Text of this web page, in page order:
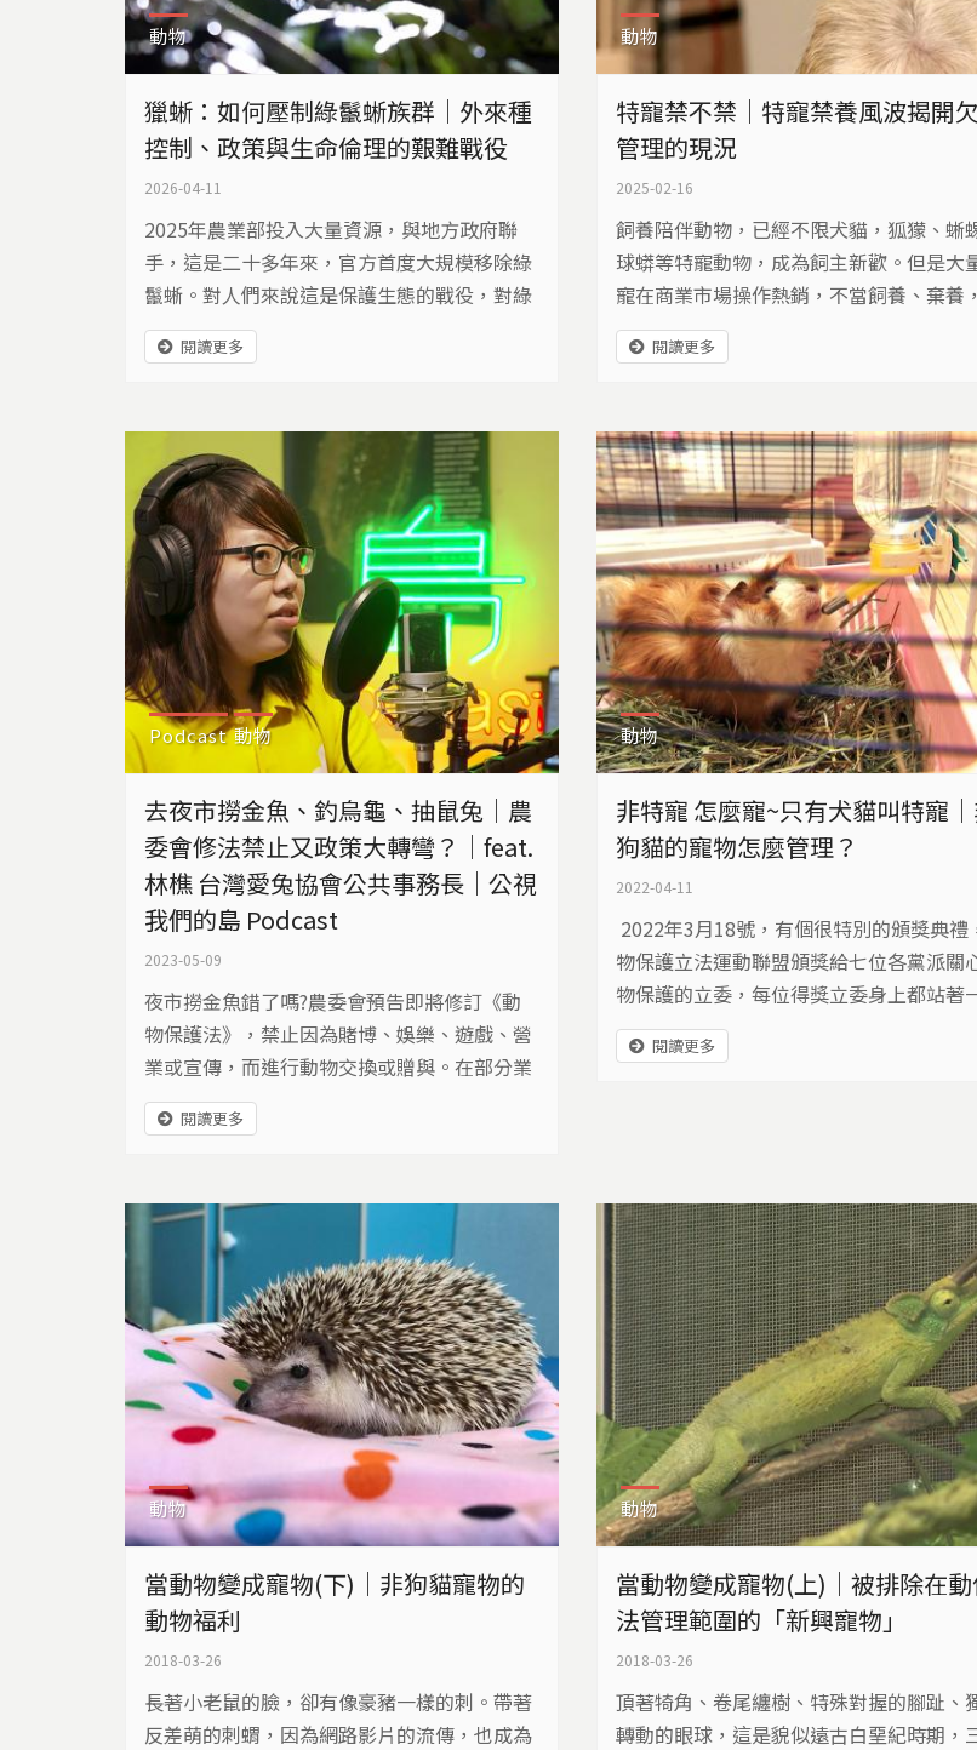
動物
獵蜥：如何壓制綠鬣蜥族群｜外來種
控制、政策與生命倫理的艱難戰役
2026-04-11
2025年農業部投入大量資源，與地方政府聯
手，這是二十多年來，官方首度大規模移除綠
鬣蜥。對人們來說這是保護生態的戰役，對綠
鬣蜥來說呢？
閱讀更多
動物
特寵禁不禁｜特寵禁養風波揭開
管理的現況
2025-02-16
飼養陪伴動物，已經不限犬貓，狐獴、蜥
球蟒等特寵動物，成為飼主新歡。但是大
寵在商業市場操作熱銷，不當飼養、棄養
至逃逸後的生態危害與收容壓力，都形成問
題，讓政府開始修法，討論是否大量禁養
閱讀更多
Podcast 動物
去夜市撈金魚、釣烏龜、抽鼠兔｜農
委會修法禁止又政策大轉彎？｜feat.
林樵 台灣愛兔協會公共事務長｜公視
我們的島 Podcast
2023-05-09
夜市撈金魚錯了嗎?農委會預告即將修訂《動
物保護法》，禁止因為賭博、娛樂、遊戲、營
業或宣傳，而進行動物交換或贈與。在部分業
者反彈後，農委會表示將只針對哺乳類修法(鼠
兔貓狗)，金魚、烏龜等水族動物將不受限制，
閱讀更多
動物
非特寵 怎麼寵~只有犬貓叫特寵
狗貓的寵物怎麼管理？
2022-04-11
2022年3月18號，有個很特別的頒獎典禮
物保護立法運動聯盟頒獎給七位各黨派關
物保護的立委，每位得獎立委身上都站著
鸚鵡，每隻鸚鵡都有故事。 「這隻是非洲
鵡，牠的年齡可以到50歲，但是牠們從兩
特殊寵物繁殖，...
閱讀更多
動物
當動物變成寵物(下)｜非狗貓寵物的
動物福利
2018-03-26
長著小老鼠的臉，卻有像豪豬一樣的刺。帶著
反差萌的刺蝟，因為網路影片的流傳，也成為
動物
當動物變成寵物(上)｜被排除在
法管理範圍的「新興寵物」
2018-03-26
頂著犄角、卷尾纏樹、特殊對握的腳趾、
轉動的眼球，這是貌似遠古白堊紀時期，